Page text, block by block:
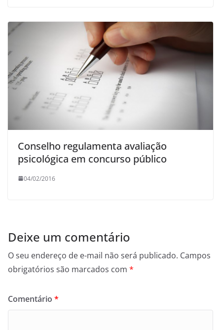
Conselho regulamenta avaliação
psicológica em concurso público
04/02/2016
Deixe um comentário
O seu endereço de e-mail não será publicado. Campos
obrigatórios são marcados com *
Comentário *